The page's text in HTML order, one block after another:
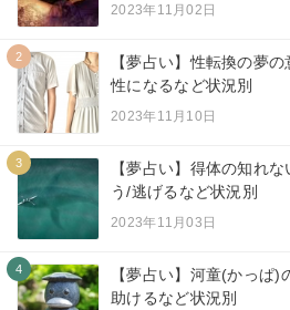
2023年11月02日
2
【夢占い】性転換の夢
性になるなど状況別
2023年11月10日
3
【夢占い】得体の知れ
う/逃げるなど状況別
2023年11月03日
4
【夢占い】河童(かっぱ
助けるなど状況別